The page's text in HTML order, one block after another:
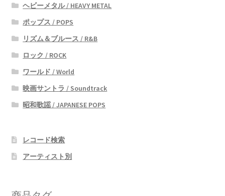
ヘビーメタル / HEAVY METAL
ポップス / POPS
リズム＆ブルース / R&B
ロック / ROCK
ワールド / World
映画サントラ / Soundtrack
昭和歌謡 / JAPANESE POPS
レコード検索
アーティスト別